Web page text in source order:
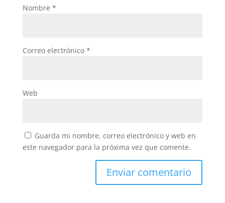
Nombre *
Correo electrónico *
Web
Guarda mi nombre, correo electrónico y web en
este navegador para la próxima vez que comente.